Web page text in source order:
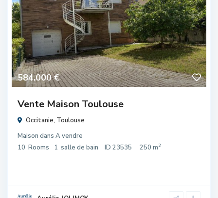
584.000 €
Vente Maison Toulouse
Occitanie, Toulouse
Maison dans A vendre
10 Rooms 1 salle de bain ID 23535 250 m2